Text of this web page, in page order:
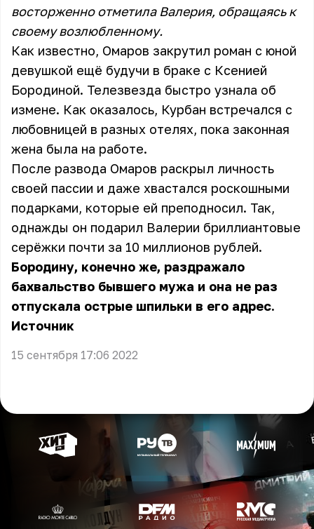
восторженно отметила Валерия, обращаясь к
своему возлюбленному.
Как известно, Омаров закрутил роман с юной
девушкой ещё будучи в браке с Ксенией
Бородиной. Телезвезда быстро узнала об
измене. Как оказалось, Курбан встречался с
любовницей в разных отелях, пока законная
жена была на работе.
После развода Омаров раскрыл личность
своей пассии и даже хвастался роскошными
подарками, которые ей преподносил. Так,
однажды он подарил Валерии бриллиантовые
серёжки почти за 10 миллионов рублей.
Бородину, конечно же, раздражало
бахвальство бывшего мужа и она не раз
отпускала острые шпильки в его адрес.
Источник
15 сентября 17:06 2022